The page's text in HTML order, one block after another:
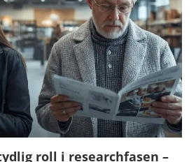
roll i researchfasen –